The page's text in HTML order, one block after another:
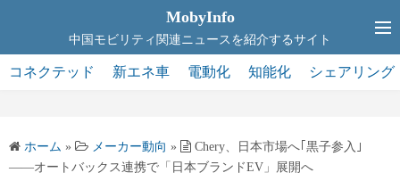
テ
ン
ス
キ
MobyInfo
中国モビリティ関連ニュースを紹介するサイト
コネクテッド 新エネ車 電動化 知能化 シェアリング
ホーム » メーカー動向 »
Chery、日本市場へ｢黒子参入｣
――オートバックス連携で「日本ブランドEV」展開へ